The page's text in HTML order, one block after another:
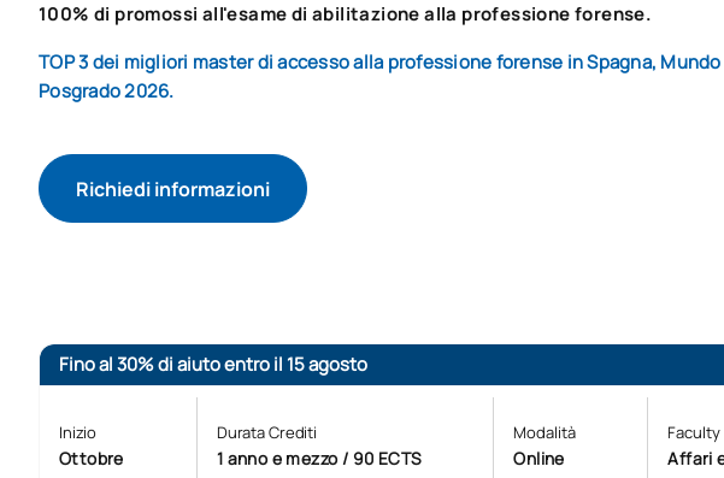
100% di promossi all'esame di abilitazione alla professione forense.
TOP 3 dei migliori master di accesso alla professione forense in Spagna, Mundo
Posgrado 2026.
Richiedi informazioni
Fino al 30% di aiuto entro il 15 agosto
Inizio
Ottobre
Durata Crediti
1 anno e mezzo / 90 ECTS
Modalità
Online
Faculty
Affari